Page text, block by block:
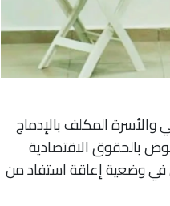
والأسرة المكلف بالإدماج
بالحقوق الاقتصادية
للأشخاص في وضعية إعاقة، أن أزيد من 419 شخص في وضعية إعاقة استفاد من